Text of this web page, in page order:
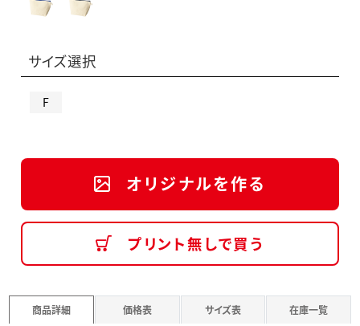
サイズ選択
F
オリジナルを作る
プリント無しで買う
商品詳細 価格表 サイズ表 在庫一覧